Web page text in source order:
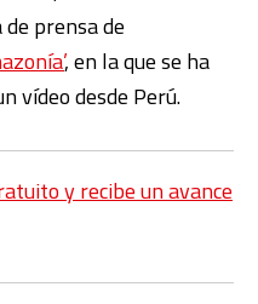
prensa de
, en la que se ha
vídeo desde Perú.
y recibe un avance